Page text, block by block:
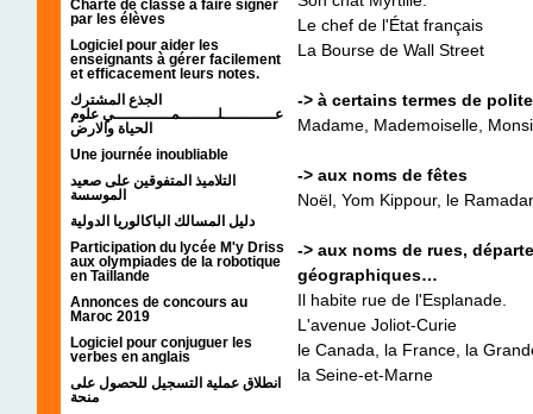
Charte de classe à faire signer
par les élèves
Logiciel pour aider les
enseignants à gérer facilement
et efficacement leurs notes.
الجذع المشترك
عـــــــــــلــــــــمــــــــــــي علوم
الحياة والارض
Une journée inoubliable
التلاميذ المتفوقين على صعيد
الموسسة
دليل المسالك الباكالوريا الدولية
Participation du lycée M'y Driss
aux olympiades de la robotique
en Taillande
Annonces de concours au
Maroc 2019
Logiciel pour conjuguer les
verbes en anglais
انطلاق عملية التسجيل للحصول على
منحة
Le chef de l'État français
La Bourse de Wall Street
-> à certains termes de
Madame, Mademoiselle,
-> aux noms de fêtes
Noël, Yom Kippour, le
-> aux noms de rues,
géographiques…
Il habite rue de l'Esplanade.
L'avenue Joliot-Curie
le Canada, la France, la
la Seine-et-Marne